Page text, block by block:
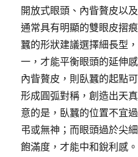
開放式眼頭、內眥贅皮以
通常具有明顯的雙眼皮摺
蠶的形狀建議選擇細長型
一，才能平衡眼頭的延伸
內眥贅皮，則臥蠶的起點
形成圓弧對稱，創造出天
意的是，臥蠶的位置不宜
弔或無神；而眼頭過於尖
飽滿度，才能中和銳利感